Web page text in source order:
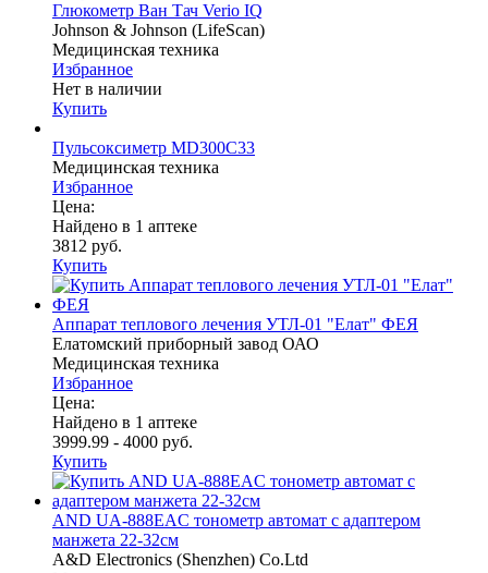
Глюкометр Ван Тач Verio IQ
Johnson & Johnson (LifeScan)
Медицинская техника
Избранное
Нет в наличии
Купить
Пульсоксиметр MD300C33
Медицинская техника
Избранное
Цена:
Найдено в 1 аптеке
3812 руб.
Купить
Аппарат теплового лечения УТЛ-01 "Елат" ФЕЯ
Елатомский приборный завод ОАО
Медицинская техника
Избранное
Цена:
Найдено в 1 аптеке
3999.99 - 4000 руб.
Купить
AND UA-888EAC тонометр автомат с адаптером
манжета 22-32см
A&D Electronics (Shenzhen) Co.Ltd